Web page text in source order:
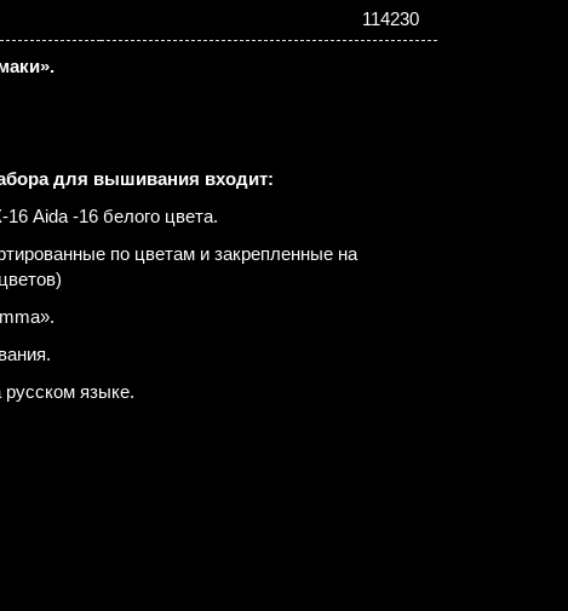
114230
для вышивания входит:
Aida -16 белого цвета.
по цветам и закрепленные на
языке.